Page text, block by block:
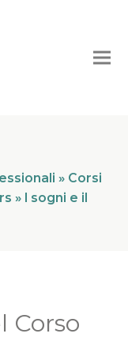
» Corsi
» I sogni e il
Corso